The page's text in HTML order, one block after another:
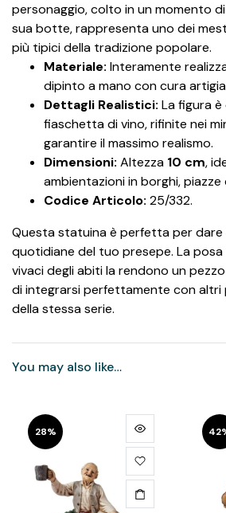
personaggio, colto in un momento
sua botte, rappresenta uno dei
più tipici della tradizione popolare.
Materiale: Interamente
dipinto a mano con cura
Dettagli Realistici: La figura
fiaschetta di vino, rifinite nei
garantire il massimo realismo.
Dimensioni: Altezza 10 cm,
ambientazioni in borghi, piazze
Codice Articolo: 25/332.
Questa statuina è perfetta per dare
quotidiane del tuo presepe. La
vivaci degli abiti la rendono un
di integrarsi perfettamente con altri
della stessa serie.
You may also like…
28%